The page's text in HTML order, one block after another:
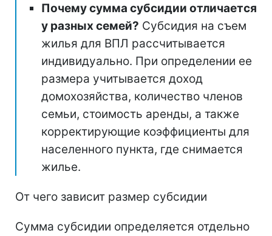
Почему сумма субсидии отличается
у разных семей? Субсидия на съем
жилья для ВПЛ рассчитывается
индивидуально. При определении ее
размера учитывается доход
домохозяйства, количество членов
семьи, стоимость аренды, а также
корректирующие коэффициенты для
населенного пункта, где снимается
жилье.
От чего зависит размер субсидии
Сумма субсидии определяется отдельно